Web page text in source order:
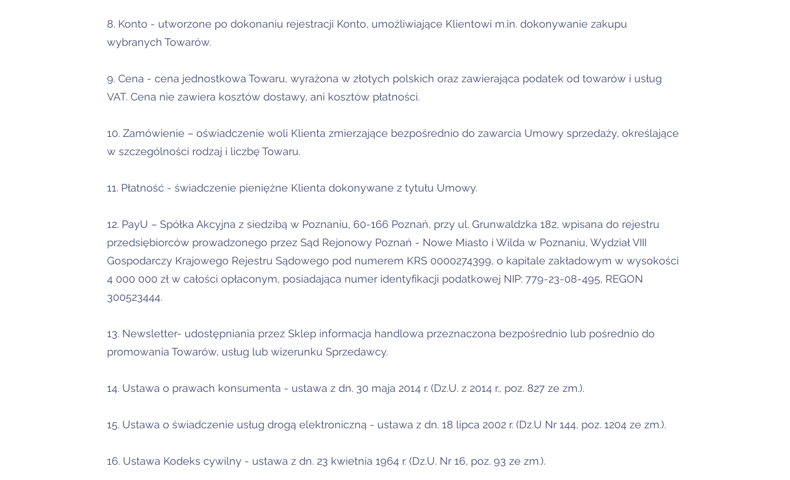
8. Konto - utworzone po dokonaniu rejestracji Konto, umożliwiające Klientowi m.in. dokonywanie zakupu
wybranych Towarów.
9. Cena - cena jednostkowa Towaru, wyrażona w złotych polskich oraz zawierająca podatek od towarów i usług
VAT. Cena nie zawiera kosztów dostawy, ani kosztów płatności.
10. Zamówienie – oświadczenie woli Klienta zmierzające bezpośrednio do zawarcia Umowy sprzedaży, określające
w szczególności rodzaj i liczbę Towaru.
11. Płatność - świadczenie pieniężne Klienta dokonywane z tytułu Umowy.
12. PayU – Spółka Akcyjna z siedzibą w Poznaniu, 60-166 Poznań, przy ul. Grunwaldzka 182, wpisana do rejestru
przedsiębiorców prowadzonego przez Sąd Rejonowy Poznań - Nowe Miasto i Wilda w Poznaniu, Wydział VIII
Gospodarczy Krajowego Rejestru Sądowego pod numerem KRS 0000274399, o kapitale zakładowym w wysokości
4 000 000 zł w całości opłaconym, posiadająca numer identyfikacji podatkowej NIP: 779-23-08-495, REGON
300523444.
13. Newsletter- udostępniania przez Sklep informacja handlowa przeznaczona bezpośrednio lub pośrednio do
promowania Towarów, usług lub wizerunku Sprzedawcy.
14. Ustawa o prawach konsumenta - ustawa z dn. 30 maja 2014 r. (Dz.U. z 2014 r., poz. 827 ze zm.).
15. Ustawa o świadczenie usług drogą elektroniczną - ustawa z dn. 18 lipca 2002 r. (Dz.U Nr 144, poz. 1204 ze zm.).
16. Ustawa Kodeks cywilny - ustawa z dn. 23 kwietnia 1964 r. (Dz.U. Nr 16, poz. 93 ze zm.).